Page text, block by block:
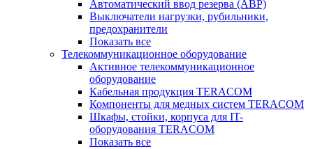
Автоматический ввод резерва (АВР)
Выключатели нагрузки, рубильники,
предохранители
Показать все
Телекоммуникационное оборудование
Активное телекоммуникационное
оборудование
Кабельная продукция TERACOM
Компоненты для медных систем TERACOM
Шкафы, стойки, корпуса для IT-
оборудования TERACOM
Показать все